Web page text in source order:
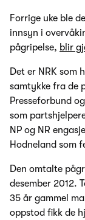
Forrige uke ble
innsyn i
pågripelse, blir
Det er NRK som
samtykke fra de
Presseforbund
som
NP og NR
Hodneland som
Den omtalte
desember 2012.
35 år gammel
oppstod fikk de